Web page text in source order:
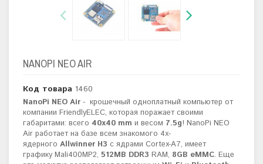
NANOPI NEO AIR
Код товара 1460
NanoPi NEO Air - крошечный одноплатный компьютер от
компании FriendlyELEC, которая поражает своими
габаритами: всего 40х40 mm и весом 7.5g! NanoPi NEO
Air работает на базе всем знакомого 4х-
ядерного Allwinner H3 с ядрами Cortex-A7, имеет
графику Mali400MP2, 512MB DDR3 RAM, 8GB eMMC. Еще